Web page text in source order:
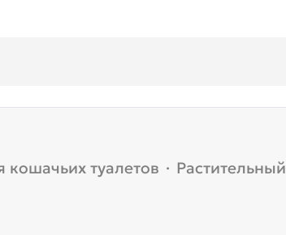
туалетов · Растительный